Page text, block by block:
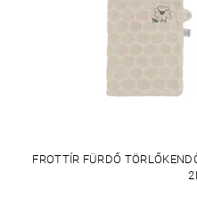
FROTTÍR FÜRDŐ